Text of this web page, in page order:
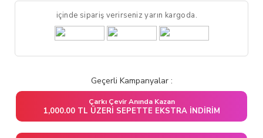
içinde sipariş verirseniz yarın kargoda.
Geçerli Kampanyalar :
Çarkı Çevir Anında Kazan
1,000.00 TL ÜZERI SEPETTE EKSTRA İNDIRIM